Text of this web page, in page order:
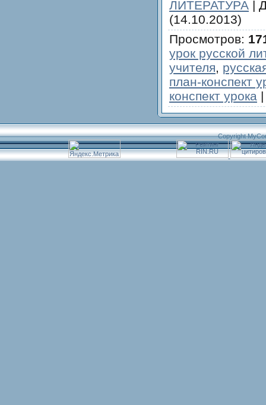
ЛИТЕРАТУРА |
(14.10.2013)
Просмотров:
урок русской
учителя,
план-конспект
конспект урока
Copyright